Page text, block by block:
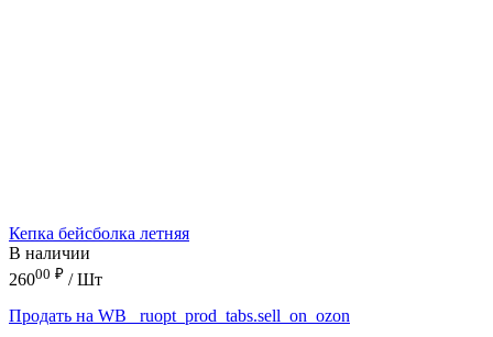
Кепка бейсболка летняя
В наличии
26000 ₽ / Шт
Продать на WB
_ruopt_prod_tabs.sell_on_ozon